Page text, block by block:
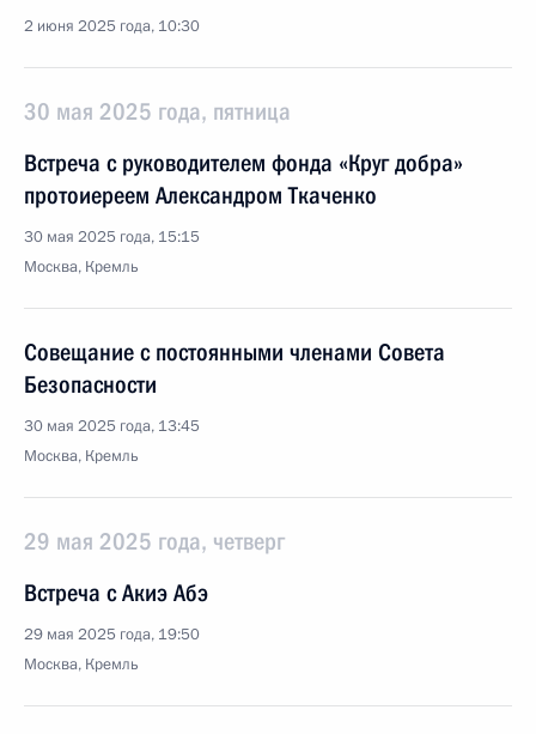
2 июня 2025 года, 10:30
30 мая 2025 года, пятница
Встреча с руководителем фонда «Круг добра»
протоиереем Александром Ткаченко
30 мая 2025 года, 15:15
Москва, Кремль
Совещание с постоянными членами Совета
Безопасности
30 мая 2025 года, 13:45
Москва, Кремль
29 мая 2025 года, четверг
Встреча с Акиэ Абэ
29 мая 2025 года, 19:50
Москва, Кремль